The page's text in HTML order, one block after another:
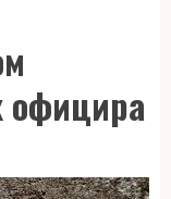
официра